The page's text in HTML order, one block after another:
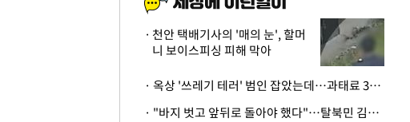
천안 택배기사의 '매의 눈', 할머
니 보이스피싱 피해 막아
· 옥상 '쓰레기 테러' 범인 잡았는데…과태료 3만원 처분에 숙박업주 허탈
· "바지 벗고 앞뒤로 돌아야 했다"…탈북민 김서아, 기쁨조 검사 수치심 회상